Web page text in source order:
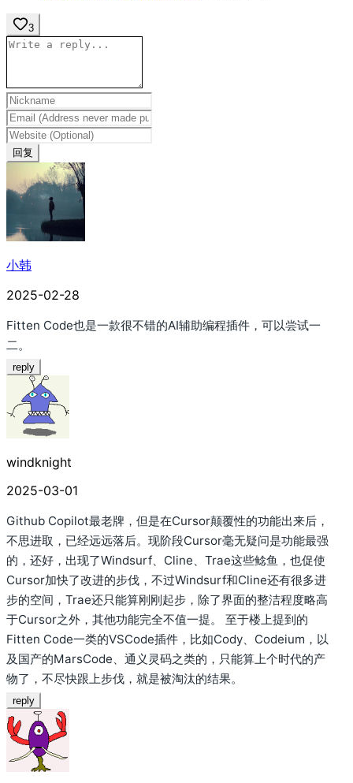
3
回复
小韩
2025-02-28
Fitten Code也是一款很不错的AI辅助编程插件，可以尝试一
二。
reply
windknight
2025-03-01
Github Copilot最老牌，但是在Cursor颠覆性的功能出来后，
不思进取，已经远远落后。现阶段Cursor毫无疑问是功能最强
的，还好，出现了Windsurf、Cline、Trae这些鲶鱼，也促使
Cursor加快了改进的步伐，不过Windsurf和Cline还有很多进
步的空间，Trae还只能算刚刚起步，除了界面的整洁程度略高
于Cursor之外，其他功能完全不值一提。 至于楼上提到的
Fitten Code一类的VSCode插件，比如Cody、Codeium，以
及国产的MarsCode、通义灵码之类的，只能算上个时代的产
物了，不尽快跟上步伐，就是被淘汰的结果。
reply